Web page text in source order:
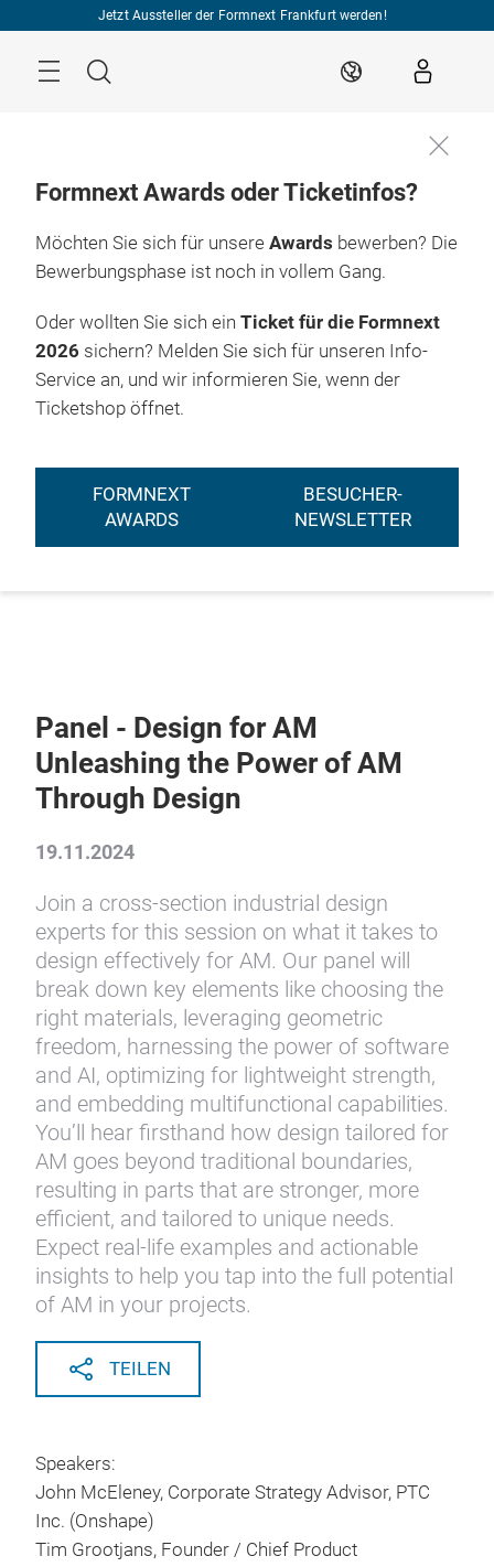
Jetzt Aussteller der Formnext Frankfurt werden!
Suche DE
Formnext Awards oder Ticketinfos?
Möchten Sie sich für unsere Awards bewerben? Die
Bewerbungsphase ist noch in vollem Gang.
Oder wollten Sie sich ein Ticket für die Formnext
2026 sichern? Melden Sie sich für unseren Info-
Service an, und wir informieren Sie, wenn der
Ticketshop öffnet.
FORMNEXT
AWARDS
BESUCHER-
NEWSLETTER
Panel - Design for AM
Unleashing the Power of AM
Through Design
19.11.2024
Join a cross-section industrial design
experts for this session on what it takes to
design effectively for AM. Our panel will
break down key elements like choosing the
right materials, leveraging geometric
freedom, harnessing the power of software
and AI, optimizing for lightweight strength,
and embedding multifunctional capabilities.
You’ll hear firsthand how design tailored for
AM goes beyond traditional boundaries,
resulting in parts that are stronger, more
efficient, and tailored to unique needs.
Expect real-life examples and actionable
insights to help you tap into the full potential
of AM in your projects.
TEILEN
Speakers:
John McEleney, Corporate Strategy Advisor, PTC
Inc. (Onshape)
Tim Grootjans, Founder / Chief Product